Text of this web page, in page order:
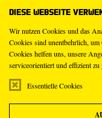
Diese Webseite
Wir nutzen Cookies und das
Cookies sind unentbehrlich,
Cookies helfen uns, unsere
serviceorientiert und effizient zu
Essentielle Cookies